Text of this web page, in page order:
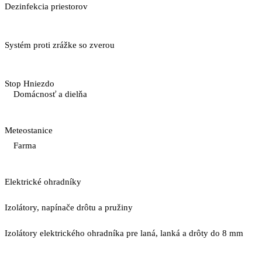
Dezinfekcia priestorov
Systém proti zrážke so zverou
Stop Hniezdo
Domácnosť a dielňa
Meteostanice
Farma
Elektrické ohradníky
Izolátory, napínače drôtu a pružiny
Izolátory elektrického ohradníka pre laná, lanká a drôty do 8 mm